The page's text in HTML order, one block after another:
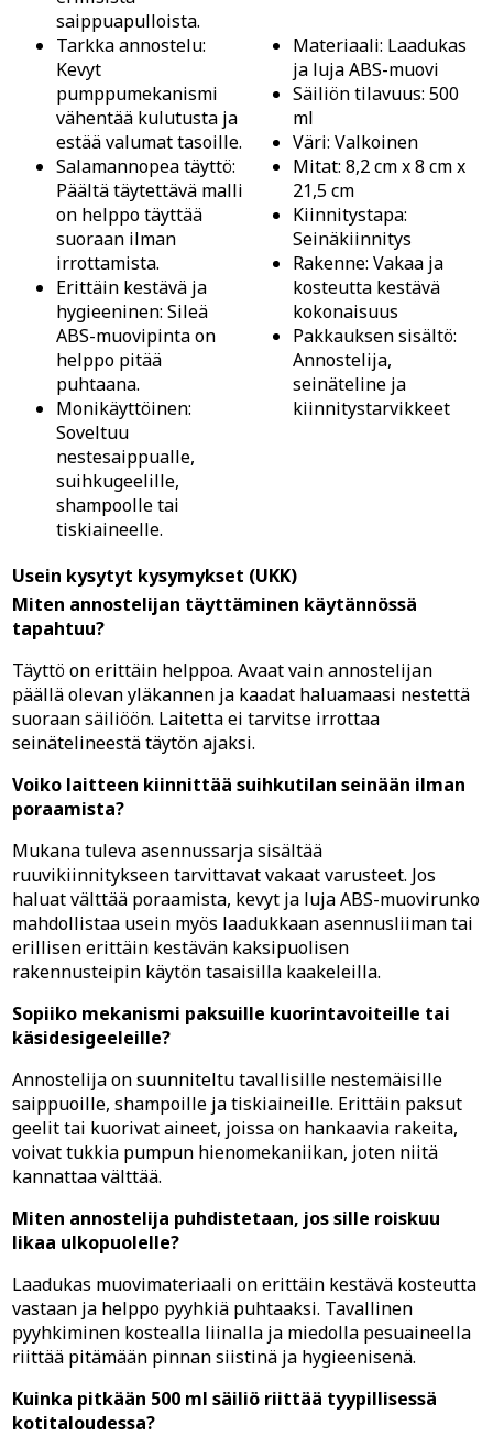
saippuapulloista.
Tarkka annostelu:
Kevyt
pumppumekanismi
vähentää kulutusta ja
estää valumat tasoille.
Salamannopea täyttö:
Päältä täytettävä malli
on helppo täyttää
suoraan ilman
irrottamista.
Erittäin kestävä ja
hygieeninen: Sileä
ABS-muovipinta on
helppo pitää
puhtaana.
Monikäyttöinen:
Soveltuu
nestesaippualle,
suihkugeelille,
shampoolle tai
tiskiaineelle.
Materiaali: Laadukas
ja luja ABS-muovi
Säiliön tilavuus: 500
ml
Väri: Valkoinen
Mitat: 8,2 cm x 8 cm x
21,5 cm
Kiinnitystapa:
Seinäkiinnitys
Rakenne: Vakaa ja
kosteutta kestävä
kokonaisuus
Pakkauksen sisältö:
Annostelija,
seinäteline ja
kiinnitystarvikkeet
Usein kysytyt kysymykset (UKK)
Miten annostelijan täyttäminen käytännössä
tapahtuu?
Täyttö on erittäin helppoa. Avaat vain annostelijan
päällä olevan yläkannen ja kaadat haluamaasi nestettä
suoraan säiliöön. Laitetta ei tarvitse irrottaa
seinätelineestä täytön ajaksi.
Voiko laitteen kiinnittää suihkutilan seinään ilman
poraamista?
Mukana tuleva asennussarja sisältää
ruuvikiinnitykseen tarvittavat vakaat varusteet. Jos
haluat välttää poraamista, kevyt ja luja ABS-muovirunko
mahdollistaa usein myös laadukkaan asennusliiman tai
erillisen erittäin kestävän kaksipuolisen
rakennusteipin käytön tasaisilla kaakeleilla.
Sopiiko mekanismi paksuille kuorintavoiteille tai
käsidesigeeleille?
Annostelija on suunniteltu tavallisille nestemäisille
saippuoille, shampoille ja tiskiaineille. Erittäin paksut
geelit tai kuorivat aineet, joissa on hankaavia rakeita,
voivat tukkia pumpun hienomekaniikan, joten niitä
kannattaa välttää.
Miten annostelija puhdistetaan, jos sille roiskuu
likaa ulkopuolelle?
Laadukas muovimateriaali on erittäin kestävä kosteutta
vastaan ja helppo pyyhkiä puhtaaksi. Tavallinen
pyyhkiminen kostealla liinalla ja miedolla pesuaineella
riittää pitämään pinnan siistinä ja hygieenisenä.
Kuinka pitkään 500 ml säiliö riittää tyypillisessä
kotitaloudessa?